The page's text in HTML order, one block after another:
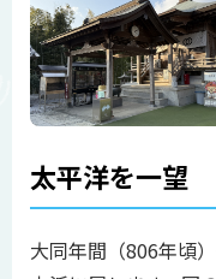
太平洋を一望
大同年間（806年頃